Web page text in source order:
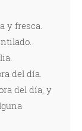
y fresca.
del día.
del día, y